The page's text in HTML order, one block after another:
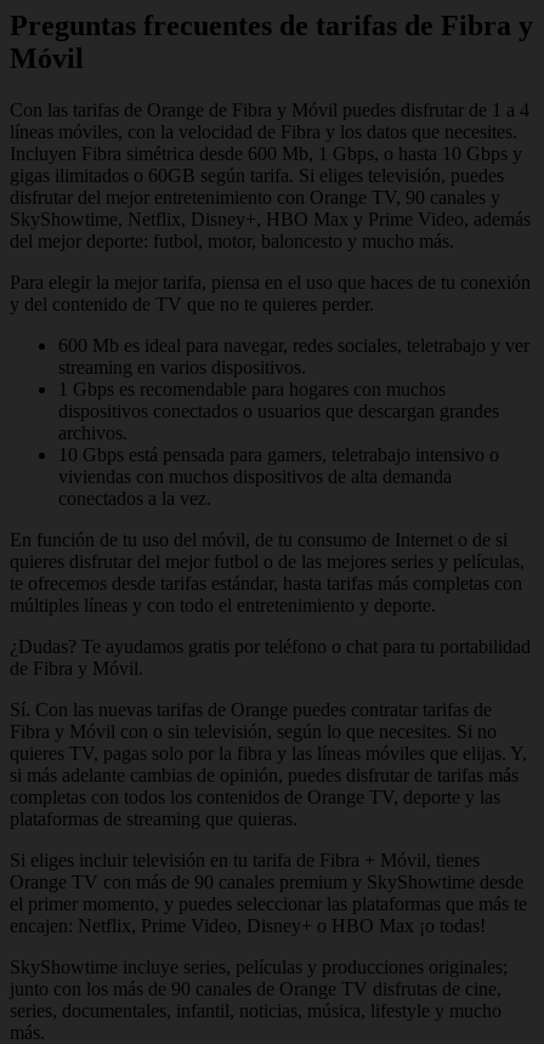
Preguntas frecuentes de tarifas de Fibra y
Móvil
Con las tarifas de Orange de Fibra y Móvil puedes disfrutar de 1 a 4
líneas móviles, con la velocidad de Fibra y los datos que necesites.
Incluyen Fibra simétrica desde 600 Mb, 1 Gbps, o hasta 10 Gbps y
gigas ilimitados o 60GB según tarifa. Si eliges televisión, puedes
disfrutar del mejor entretenimiento con Orange TV, 90 canales y
SkyShowtime, Netflix, Disney+, HBO Max y Prime Video, además
del mejor deporte: futbol, motor, baloncesto y mucho más.
Para elegir la mejor tarifa, piensa en el uso que haces de tu conexión
y del contenido de TV que no te quieres perder.
600 Mb es ideal para navegar, redes sociales, teletrabajo y ver
streaming en varios dispositivos.
1 Gbps es recomendable para hogares con muchos
dispositivos conectados o usuarios que descargan grandes
archivos.
10 Gbps está pensada para gamers, teletrabajo intensivo o
viviendas con muchos dispositivos de alta demanda
conectados a la vez.
En función de tu uso del móvil, de tu consumo de Internet o de si
quieres disfrutar del mejor futbol o de las mejores series y películas,
te ofrecemos desde tarifas estándar, hasta tarifas más completas con
múltiples líneas y con todo el entretenimiento y deporte.
¿Dudas? Te ayudamos gratis por teléfono o chat para tu portabilidad
de Fibra y Móvil.
Sí. Con las nuevas tarifas de Orange puedes contratar tarifas de
Fibra y Móvil con o sin televisión, según lo que necesites. Si no
quieres TV, pagas solo por la fibra y las líneas móviles que elijas. Y,
si más adelante cambias de opinión, puedes disfrutar de tarifas más
completas con todos los contenidos de Orange TV, deporte y las
plataformas de streaming que quieras.
Si eliges incluir televisión en tu tarifa de Fibra + Móvil, tienes
Orange TV con más de 90 canales premium y SkyShowtime desde
el primer momento, y puedes seleccionar las plataformas que más te
encajen: Netflix, Prime Video, Disney+ o HBO Max ¡o todas!
SkyShowtime incluye series, películas y producciones originales;
junto con los más de 90 canales de Orange TV disfrutas de cine,
series, documentales, infantil, noticias, música, lifestyle y mucho
más.